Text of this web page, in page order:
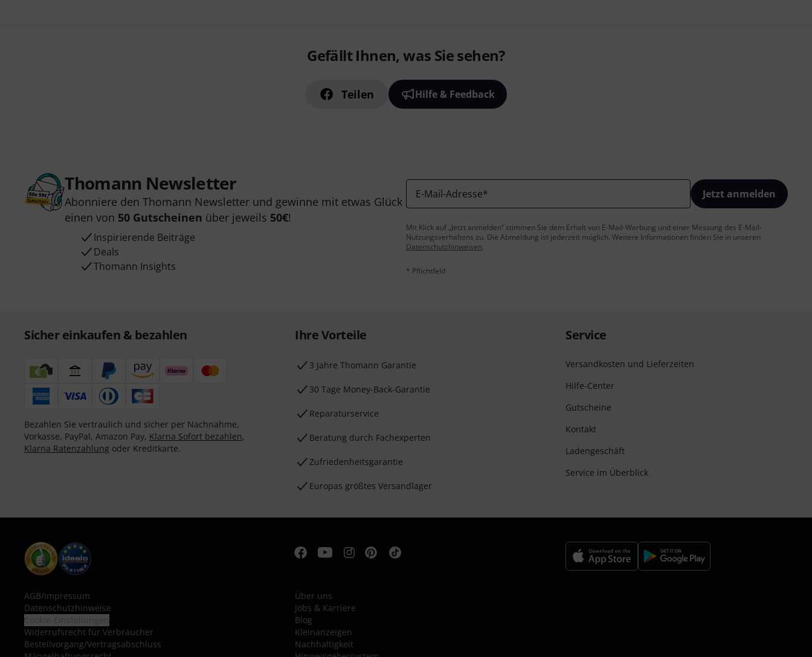
Gefällt Ihnen, was Sie sehen?
Teilen Hilfe & Feedback
Thomann Newsletter
Abonniere den Thomann Newsletter und gewinne mit etwas Glück
einen von 50 Gutscheinen über jeweils 50€!
Inspirierende Beiträge
Deals
Thomann Insights
E-Mail-Adresse* Jetzt anmelden
Mit Klick auf „Jetzt anmelden“ stimmen Sie dem Erhalt von E-Mail-Werbung und einer Messung des E-Mail-
Nutzungsverhaltens zu. Die Abmeldung ist jederzeit möglich. Weitere Informationen finden Sie in unseren
Datenschutzhinweisen.
* Pflichtfeld
Sicher einkaufen & bezahlen
Bezahlen Sie vertraulich und sicher per Nachnahme,
Vorkasse, PayPal, Amazon Pay, Klarna Sofort bezahlen,
Klarna Ratenzahlung oder Kreditkarte.
Ihre Vorteile
3 Jahre Thomann Garantie
30 Tage Money-Back-Garantie
Reparaturservice
Beratung durch Fachexperten
Zufriedenheitsgarantie
Europas größtes Versandlager
Service
Versandkosten und Lieferzeiten
Hilfe-Center
Gutscheine
Kontakt
Ladengeschäft
Service im Überblick
AGB/Impressum
Datenschutzhinweise
Widerrufsrecht für Verbraucher
Bestellvorgang/Vertragsabschluss
Über uns
Jobs & Karriere
Blog
Kleinanzeigen
Nachhaltigkeit